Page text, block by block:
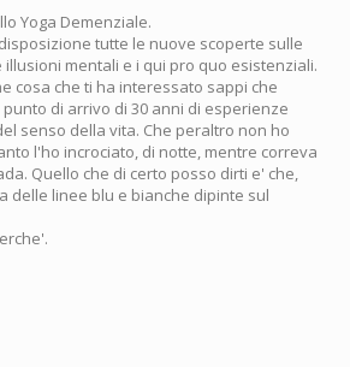
Yoga Demenziale.
tutte le nuove scoperte sulle
mentali e i qui pro quo esistenziali.
cosa che ti ha interessato sappi che
di arrivo di 30 anni di esperienze
senso della vita. Che peraltro non ho
l'ho incrociato, di notte, mentre correva
Quello che di certo posso dirti e' che,
delle linee blu e bianche dipinte sul